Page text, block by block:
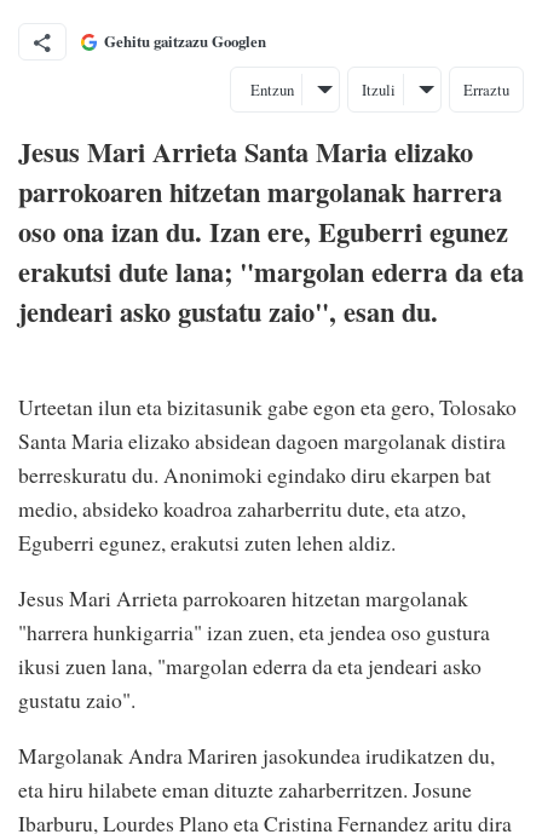
Gehitu gaitzazu Googlen
Entzun Itzuli Erraztu
Jesus Mari Arrieta Santa Maria elizako
parrokoaren hitzetan margolanak harrera
oso ona izan du. Izan ere, Eguberri egunez
erakutsi dute lana; "margolan ederra da eta
jendeari asko gustatu zaio", esan du.
Urteetan ilun eta bizitasunik gabe egon eta gero, Tolosako
Santa Maria elizako absidean dagoen margolanak distira
berreskuratu du. Anonimoki egindako diru ekarpen bat
medio, absideko koadroa zaharberritu dute, eta atzo,
Eguberri egunez, erakutsi zuten lehen aldiz.
Jesus Mari Arrieta parrokoaren hitzetan margolanak
"harrera hunkigarria" izan zuen, eta jendea oso gustura
ikusi zuen lana, "margolan ederra da eta jendeari asko
gustatu zaio".
Margolanak Andra Mariren jasokundea irudikatzen du,
eta hiru hilabete eman dituzte zaharberritzen. Josune
Ibarburu, Lourdes Plano eta Cristina Fernandez aritu dira